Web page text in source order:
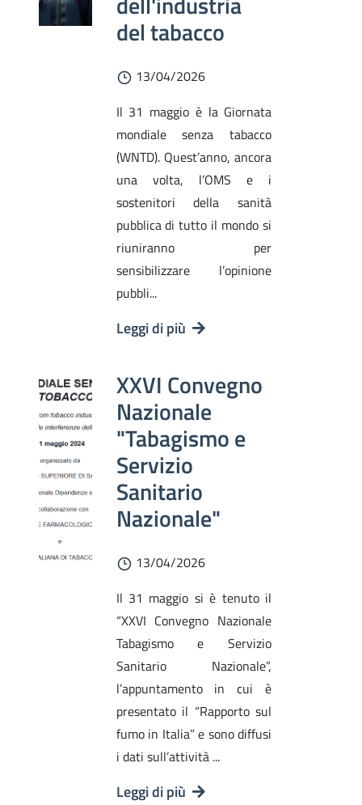
del tabacco
13/04/2026
Il 31 maggio è la Giornata
mondiale senza tabacco
(WNTD). Quest’anno, ancora
una volta, l’OMS e i
sostenitori della sanità
pubblica di tutto il mondo si
riuniranno per
sensibilizzare l’opinione
pubbli...
Leggi di più
XXVI Convegno
Nazionale
"Tabagismo e
Servizio
Sanitario
Nazionale"
13/04/2026
Il 31 maggio si è tenuto il
“XXVI Convegno Nazionale
Tabagismo e Servizio
Sanitario Nazionale”,
l’appuntamento in cui è
presentato il “Rapporto sul
fumo in Italia” e sono diffusi
i dati sull’attività ...
Leggi di più